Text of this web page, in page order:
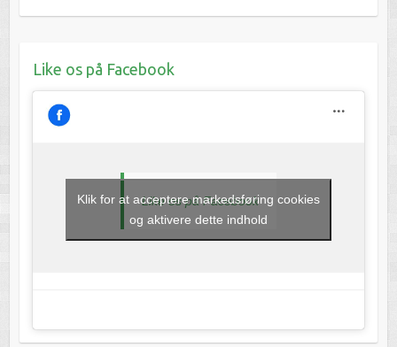
Like os på Facebook
Like os på Facebook
Klik for at acceptere markedsføring cookies
og aktivere dette indhold